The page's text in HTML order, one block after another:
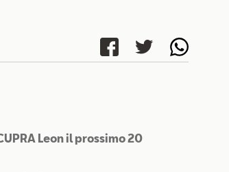
Leon il prossimo 20